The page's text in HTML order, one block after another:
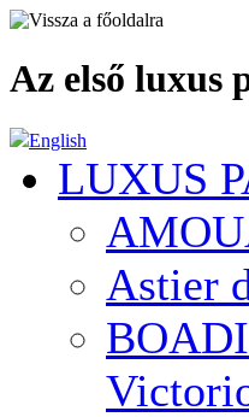
Az első luxus
English
LUXUS
Astier